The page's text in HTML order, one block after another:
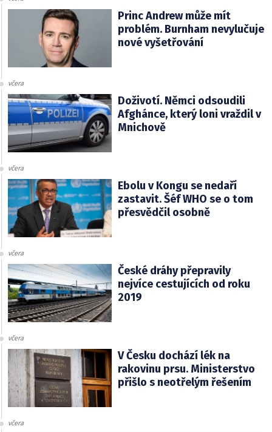
Princ Andrew může mít
problém. Burnham nevylučuje
nové vyšetřování
včera
Doživotí. Němci odsoudili
Afghánce, který loni vraždil v
Mnichově
včera
Ebolu v Kongu se nedaří
zastavit. Šéf WHO se o tom
přesvědčil osobně
včera
České dráhy přepravily
nejvíce cestujících od roku
2019
včera
V Česku dochází lék na
rakovinu prsu. Ministerstvo
přišlo s neotřelým řešením
včera